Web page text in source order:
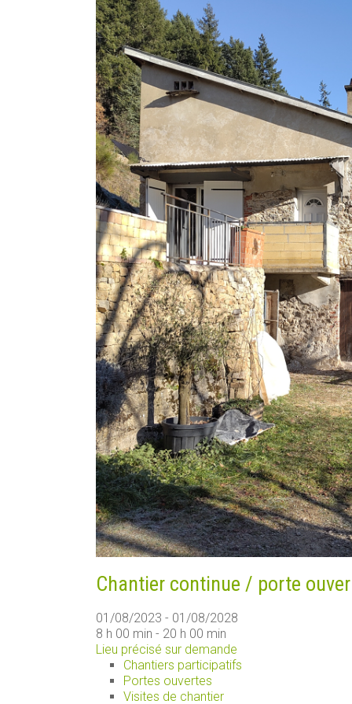
Chantier continue / porte
01/08/2023 - 01/08/2028
8 h 00 min - 20 h 00 min
Lieu précisé sur demande
Chantiers participatifs
Portes ouvertes
Visites de chantier